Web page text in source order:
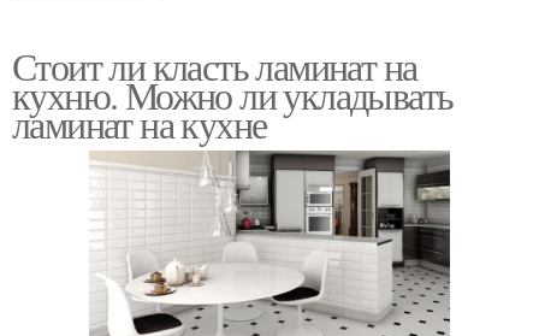
Стоит ли класть ламинат на
кухню. Можно ли укладывать
ламинат на кухне